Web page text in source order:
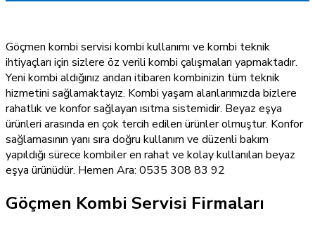
Göçmen kombi servisi kombi kullanımı ve kombi teknik
ihtiyaçları için sizlere öz verili kombi çalışmaları yapmaktadır.
Yeni kombi aldığınız andan itibaren kombinizin tüm teknik
hizmetini sağlamaktayız. Kombi yaşam alanlarımızda bizlere
rahatlık ve konfor sağlayan ısıtma sistemidir. Beyaz eşya
ürünleri arasında en çok tercih edilen ürünler olmuştur. Konfor
sağlamasının yanı sıra doğru kullanım ve düzenli bakım
yapıldığı sürece kombiler en rahat ve kolay kullanılan beyaz
eşya ürünüdür. Hemen Ara: 0535 308 83 92
Göçmen Kombi Servisi Firmaları